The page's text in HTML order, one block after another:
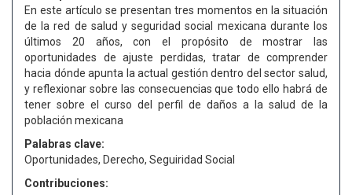
En este artículo se presentan tres momentos en la situación
de la red de salud y seguridad social mexicana durante los
últimos 20 años, con el propósito de mostrar las
oportunidades de ajuste perdidas, tratar de comprender
hacia dónde apunta la actual gestión dentro del sector salud,
y reflexionar sobre las consecuencias que todo ello habrá de
tener sobre el curso del perfil de daños a la salud de la
población mexicana
Palabras clave:
Oportunidades, Derecho, Seguiridad Social
Contribuciones: